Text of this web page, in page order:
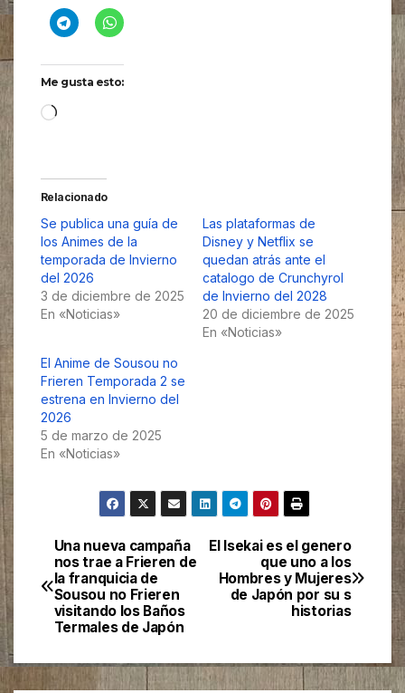
Me gusta esto:
Cargando...
Relacionado
Se publica una guía de
los Animes de la
temporada de Invierno
del 2026
3 de diciembre de 2025
En «Noticias»
Las plataformas de
Disney y Netflix se
quedan atrás ante el
catalogo de Crunchyrol
de Invierno del 2028
20 de diciembre de 2025
En «Noticias»
El Anime de Sousou no
Frieren Temporada 2 se
estrena en Invierno del
2026
5 de marzo de 2025
En «Noticias»
Navegación
de
entradas
El Isekai es el genero
que uno a los
Hombres y Mujeres
de Japón por su s
historias
Una nueva campaña
nos trae a Frieren de
la franquicia de
Sousou no Frieren
visitando los Baños
Termales de Japón